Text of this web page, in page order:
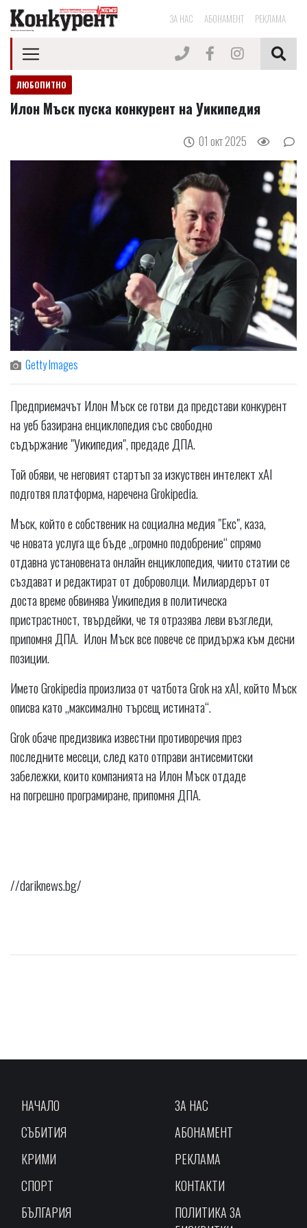
ЗА НАС АБОНАМЕНТ РЕКЛАМА
ЛЮБОПИТНО
Илон Мъск пуска конкурент на Уикипедия
01 окт 2025
Getty Images
Предприемачът Илон Мъск се готви да представи конкурент
на уеб базирана енциклопедия със свободно
съдържание "Уикипедия", предаде ДПА.
Той обяви, че неговият стартъп за изкуствен интелект xAI
подготвя платформа, наречена Grokipedia.
Мъск, който е собственик на социална медия "Екс", каза,
че новата услуга ще бъде „огромно подобрение“ спрямо
отдавна установената онлайн енциклопедия, чиито статии се
създават и редактират от доброволци. Милиардерът от
доста време обвинява Уикипедия в политическа
пристрастност, твърдейки, че тя отразява леви възгледи,
припомня ДПА. Илон Мъск все повече се придържа към десни
позиции.
Името Grokipedia произлиза от чатбота Grok на xAI, който Мъск
описва като „максимално търсещ истината“.
Grok обаче предизвика известни противоречия през
последните месеци, след като отправи антисемитски
забележки, които компанията на Илон Мъск отдаде
на погрешно програмиране, припомня ДПА.
//dariknews.bg/
НАЧАЛО
СЪБИТИЯ
КРИМИ
СПОРТ
БЪЛГАРИЯ
ЗА НАС
АБОНАМЕНТ
РЕКЛАМА
КОНТАКТИ
ПОЛИТИКА ЗА